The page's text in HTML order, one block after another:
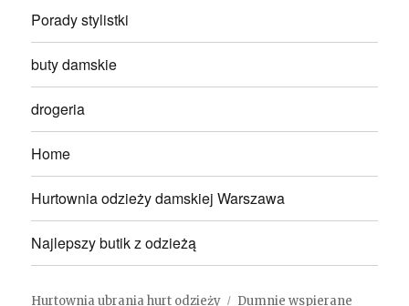
Porady stylistki
buty damskie
drogeria
Home
Hurtownia odzieży damskiej Warszawa
Najlepszy butik z odzieżą
Hurtownia ubrania hurt odzieży Dumnie wspierane